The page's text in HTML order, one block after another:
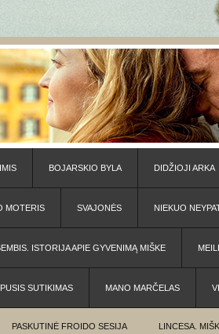
BOJARSKIO BYLA DIDŽIOJI ARKA
MOTERIS SVAJONĖS NIEKUO
ISTORIJA APIE GYVENIMĄ MIŠKE
SUTIKIMAS MANO MARČELAS
PASKUTINĖ FROIDO SESIJA LINCESA.